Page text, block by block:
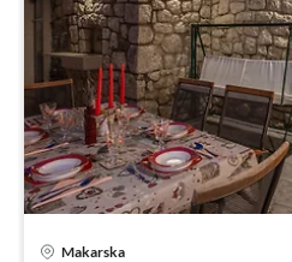
Makarska